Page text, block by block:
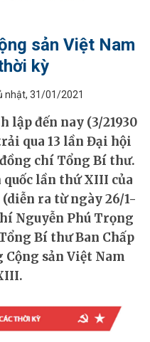
sản Việt Nam
kỳ
nhật, 31/01/2021
lập đến nay (3/21930
qua 13 lần Đại hội
chí Tổng Bí thư.
lần thứ XIII của
ra từ ngày 26/1-
Nguyễn Phú Trọng
Bí thư Ban Chấp
sản Việt Nam